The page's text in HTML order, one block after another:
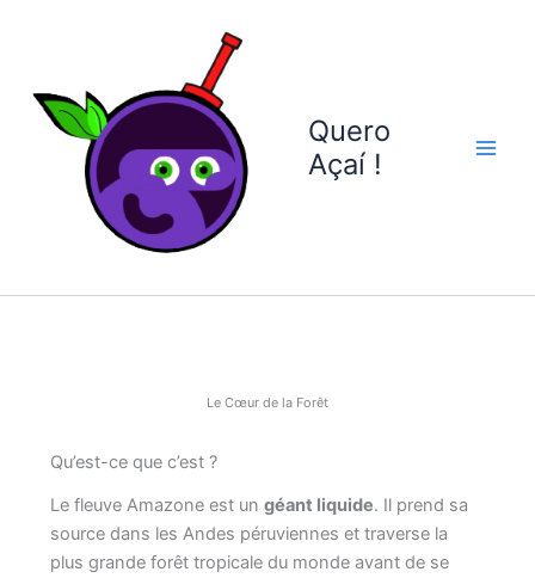
Quero
Açaí !
Le Cœur de la Forêt
Qu’est-ce que c’est ?
Le fleuve Amazone est un géant liquide. Il prend sa
source dans les Andes péruviennes et traverse la
plus grande forêt tropicale du monde avant de se